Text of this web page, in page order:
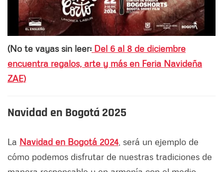
(No te vayas sin leer: Del 6 al 8 de diciembre
encuentra regalos, arte y más en Feria Navideña
ZAE)
Navidad en Bogotá 2025
La Navidad en Bogotá 2024, será un ejemplo de
cómo podemos disfrutar de nuestras tradiciones de